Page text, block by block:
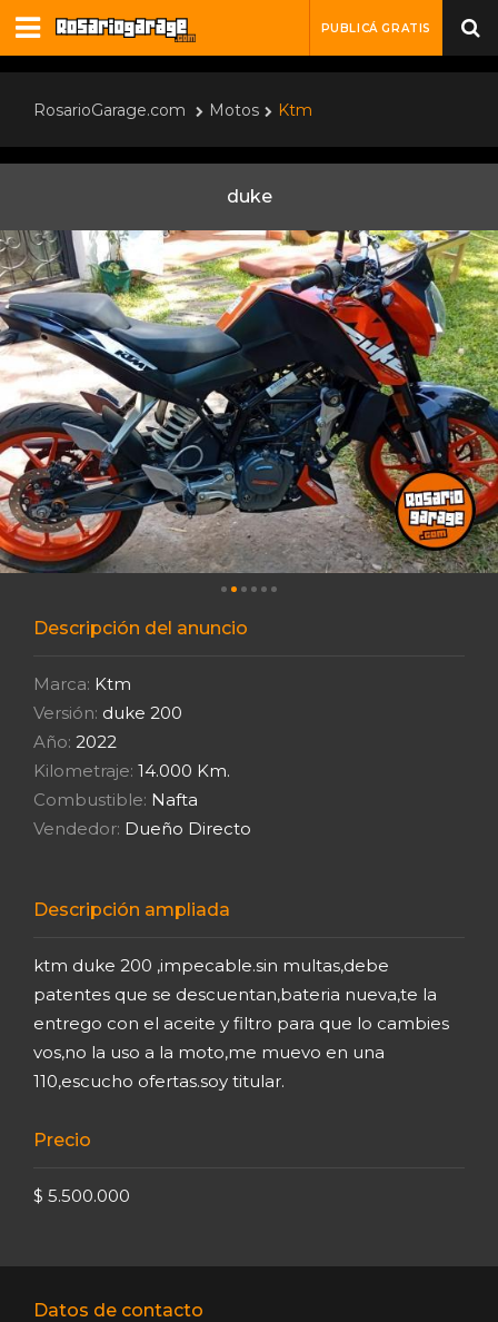
PUBLICÁ GRATIS
RosarioGarage.com Motos Ktm
duke
Descripción del anuncio
Marca: Ktm
Versión: duke 200
Año: 2022
Kilometraje: 14.000 Km.
Combustible: Nafta
Vendedor: Dueño Directo
Descripción ampliada
ktm duke 200 ,impecable.sin multas,debe
patentes que se descuentan,bateria nueva,te la
entrego con el aceite y filtro para que lo cambies
vos,no la uso a la moto,me muevo en una
110,escucho ofertas.soy titular.
Precio
$ 5.500.000
Datos de contacto